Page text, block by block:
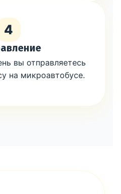
4
вы отправляетесь
на микроавтобусе.